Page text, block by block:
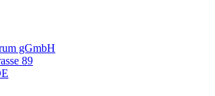
gGmbH
89